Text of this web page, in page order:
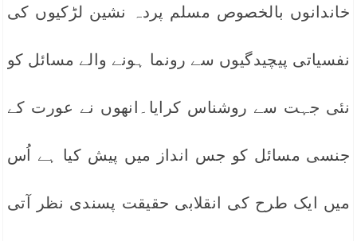
خاندانوں بالخصوص مسلم پردہ نشین لڑکیوں کی
نفسیاتی پیچیدگیوں سے رونما ہونے والے مسائل کو
نئی جہت سے روشناس کرایا۔انھوں نے عورت کے
جنسی مسائل کو جس انداز میں پیش کیا ہے اُس
میں ایک طرح کی انقلابی حقیقت پسندی نظر آتی